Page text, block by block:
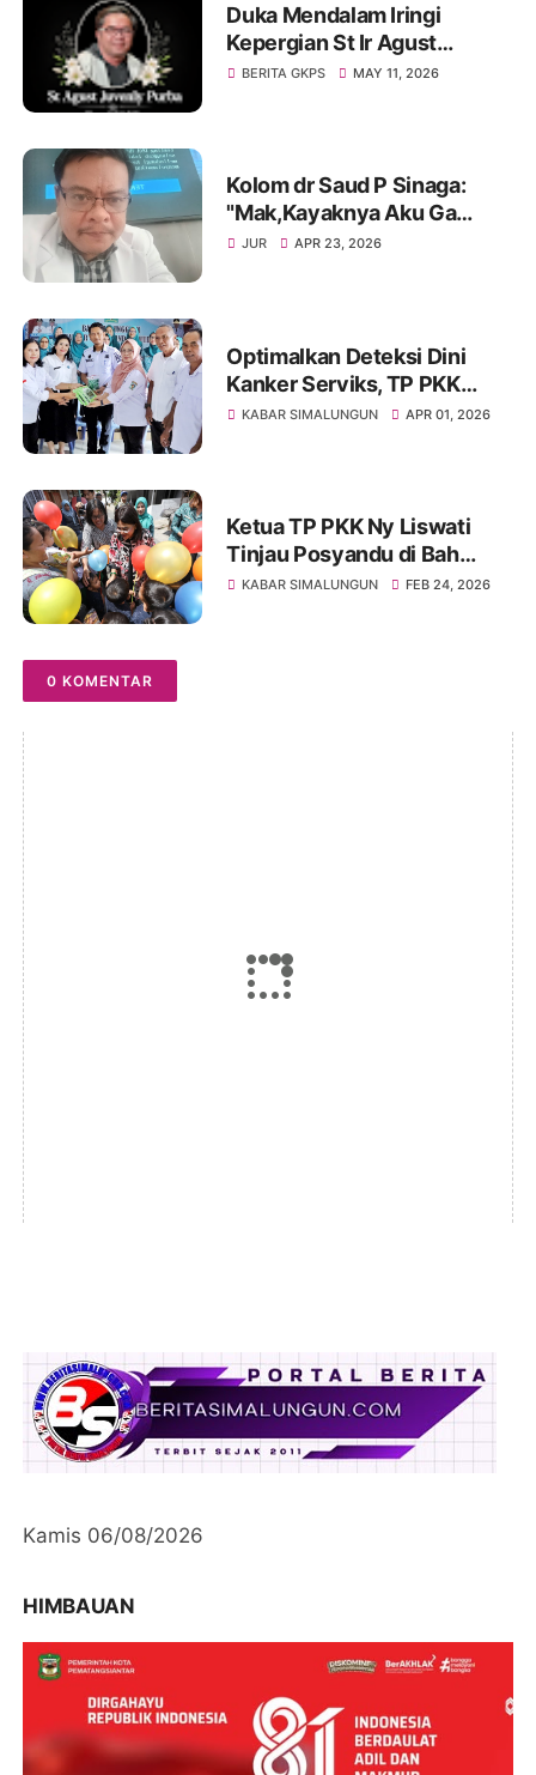
Duka Mendalam Iringi
Kepergian St Ir Agust
Juvenly Purba Pakpak MBA,
BERITA GKPS MAY 11, 2026
Kolom dr Saud P Sinaga:
"Mak,Kayaknya Aku Ga
Lulus"
JUR APR 23, 2026
Optimalkan Deteksi Dini
Kanker Serviks, TP PKK
Simalungun Gelar
KABAR SIMALUNGUN APR 01, 2026
Ketua TP PKK Ny Liswati
Tinjau Posyandu di Bah
Kapul dan Baru
KABAR SIMALUNGUN FEB 24, 2026
0 KOMENTAR
Kamis 06/08/2026
HIMBAUAN